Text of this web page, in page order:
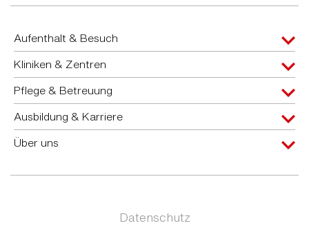
Aufenthalt & Besuch
Kliniken & Zentren
Pflege & Betreuung
Ausbildung & Karriere
Über uns
Datenschutz